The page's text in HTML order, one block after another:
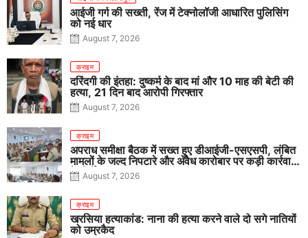
आईजी गर्ग की सख्ती, रेंज में टेक्नोलॉजी आधारित पुलिसिंग
को नई धार
August 7, 2026
क्राइम
दरिंदगी की इंतहा: दुष्कर्म के बाद मां और 10 माह की बेटी की
हत्या, 21 दिन बाद आरोपी गिरफ्तार
August 7, 2026
क्राइम
अपराध समीक्षा बैठक में सख्त हुए डीआईजी-एसएसपी, लंबित
मामलों के जल्द निपटारे और अवैध कारोबार पर कड़ी कार्रवाई
के निर्देश
August 7, 2026
क्राइम
खरसिया हत्याकांड: नाना की हत्या करने वाले दो सगे नातियों
को उम्रकैद